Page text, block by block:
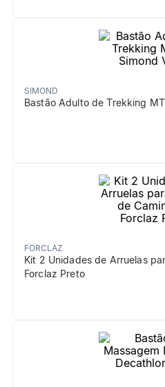
SIMOND
Bastão Adulto de Trekking
FORCLAZ
Kit 2 Unidades de Arruelas
Forclaz Preto